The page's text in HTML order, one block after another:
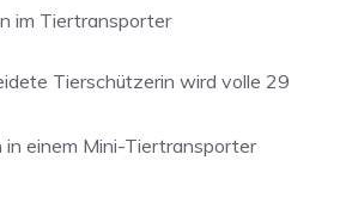
im Tiertransporter
Tierschützerin wird volle 29
in einem Mini-Tiertransporter